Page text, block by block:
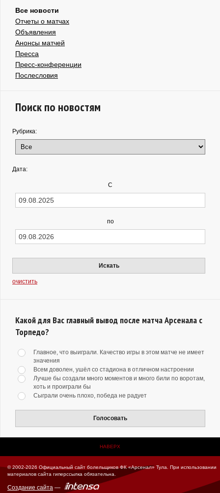
Все новости
Отчеты о матчах
Объявления
Анонсы матчей
Пресса
Пресс-конференции
Послесловия
Поиск по новостям
Рубрика:
Дата:
С
по
Искать
очистить
Какой для Вас главный вывод после матча Арсенала с
Торпедо?
Главное, что выиграли. Качество игры в этом матче не имеет
значения
Всем доволен, ушёл со стадиона в отличном настроении
Лучше бы создали много моментов и много били по воротам,
хоть и проиграли бы
Сыграли очень плохо, победа не радует
Голосовать
НАВЕРХ
© 2002-2026 Официальный сайт болельщиков ФК «Арсенал» Тула.
При использовании
материалов сайта гиперссылка обязательна.
Создание сайта —